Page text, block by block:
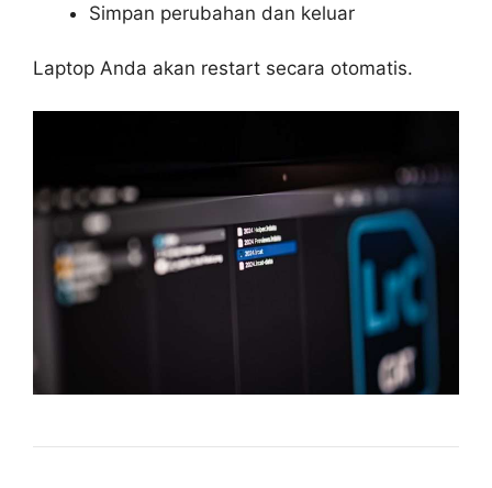
Simpan perubahan dan keluar
Laptop Anda akan restart secara otomatis.